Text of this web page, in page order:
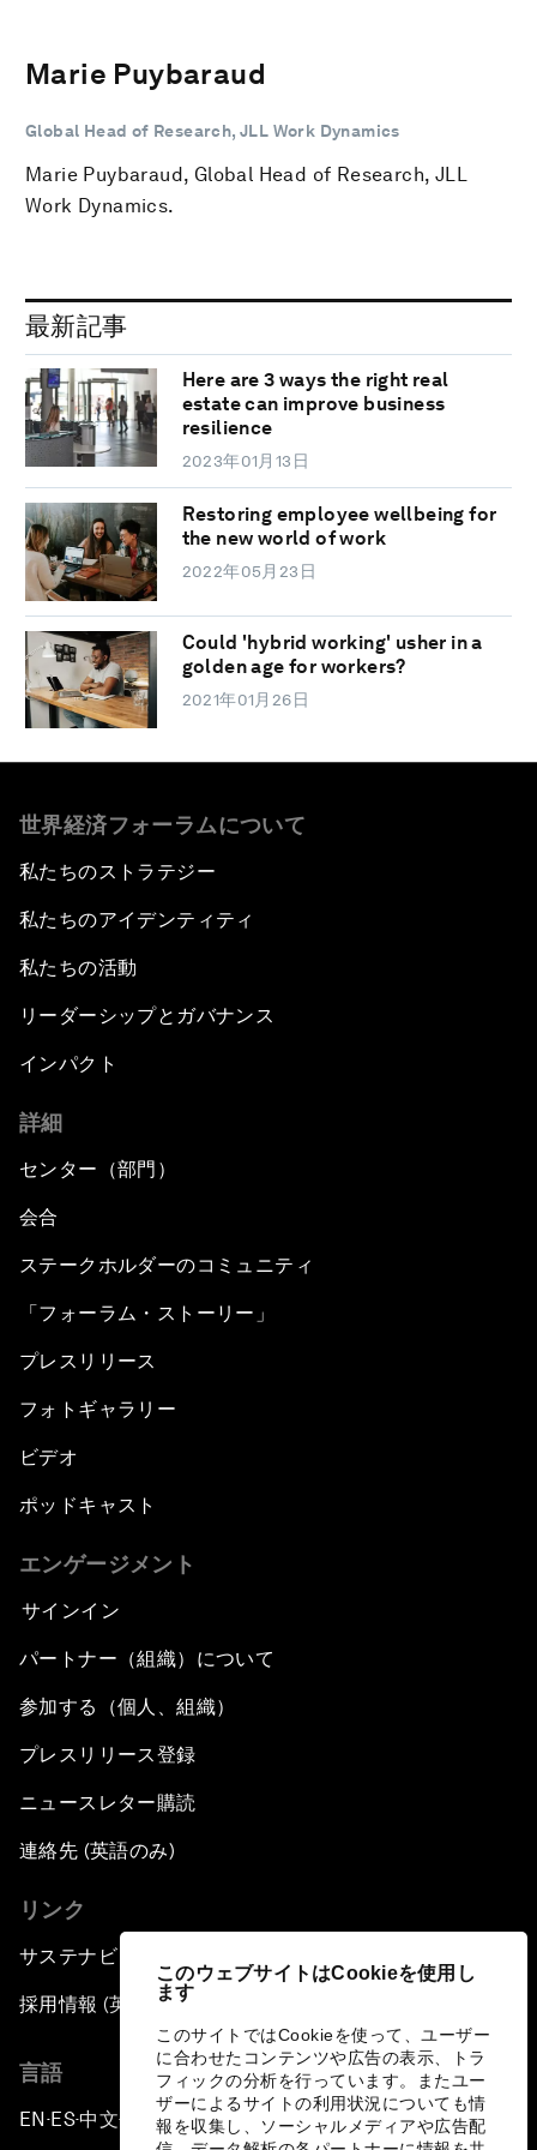
このウェブサイトはCookieを使用し
ます
このサイトではCookieを使って、ユーザー
に合わせたコンテンツや広告の表示、トラ
フィックの分析を行っています。またユー
ザーによるサイトの利用状況についても情
報を収集し、ソーシャルメディアや広告配
Marie Puybaraud
Global Head of Research, JLL Work Dynamics
Marie Puybaraud, Global Head of Research, JLL
Work Dynamics.
最新記事
Here are 3 ways the right real
estate can improve business
resilience
2023年01月13日
Restoring employee wellbeing for
the new world of work
2022年05月23日
Could 'hybrid working' usher in a
golden age for workers?
2021年01月26日
世界経済フォーラムについて
私たちのストラテジー
私たちのアイデンティティ
私たちの活動
リーダーシップとガバナンス
インパクト
詳細
センター（部門）
会合
ステークホルダーのコミュニティ
「フォーラム・ストーリー」
プレスリリース
フォトギャラリー
ビデオ
ポッドキャスト
エンゲージメント
サインイン
パートナー（組織）について
参加する（個人、組織）
プレスリリース登録
ニュースレター購読
連絡先 (英語のみ)
リンク
サステナビリティへの取り組み
採用情報 (英語のみ)
言語
EN ▪ES▪中文▪ 日本語